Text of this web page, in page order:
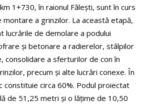
1+730, în raionul Fălești, sunt în curs
montare a grinzilor. La această etapă,
lucrările de demolare a podului
și betonare a radierelor, stâlpilor
consolidare a sferturilor de con în
precum și alte lucrări conexe. În
circa 60%. Podul proiectat
de 51,25 metri și o lățime de 10,50